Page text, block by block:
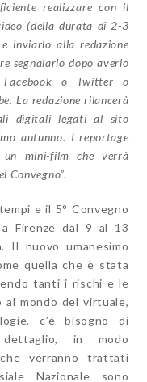
realizzare con il
(della durata di 2-3
inviarlo alla redazione
segnalarlo dopo averlo
o Twitter o
La redazione rilancerà
digitali legati al sito
autunno. I reportage
mini-film che verrà
Convegno”.
e il 5° Convegno
Firenze dal 9 al 13
Il nuovo umanesimo
quella che è stata
tanti i rischi e le
mondo del virtuale,
c’è bisogno di
in modo
verranno trattati
Nazionale sono